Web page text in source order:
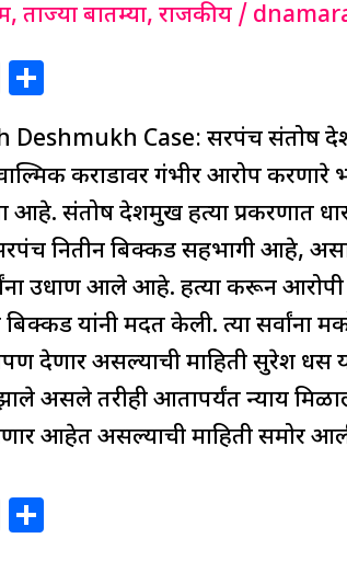
,ताज्या बातम्या,राजकीय /
X
ar
e
Case: सरपंच संतोष
कराडावर गंभीर आरोप करणारे
आहे. संतोष देशमुख हत्या प्रकरणात
नितीन बिक्कड सहभागी आहे,
उधाण आले आहे. हत्या करून आरोपी
यांनी मदत केली. त्या सर्वांना
देणार असल्याची माहिती सुरेश
असले तरीही आतापर्यंत न्याय
आहेत असल्याची माहिती समोर
X